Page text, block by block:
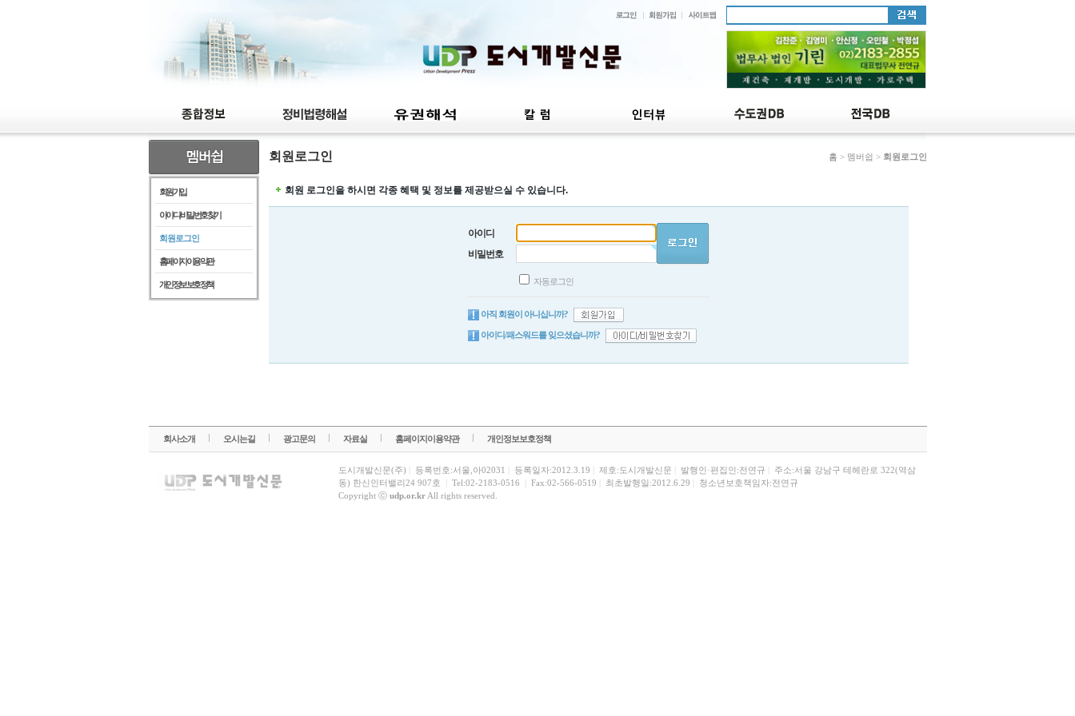
회원가입
아이디/비밀번호찾기
회원로그인
홈페이지이용약관
개인정보보호정책
회원로그인 홈 > 멤버쉽 > 회원로그인
회원 로그인을 하시면 각종 혜택 및 정보를 제공받으실 수 있습니다.
아이디
비밀번호
자동로그인
아직 회원이 아니십니까?
아이디/패스워드를 잊으셨습니까?
회사소개 오시는길 광고문의 자료실 홈페이지이용약관 개인정보보호정책
도시개발신문(주) 등록번호:서울,아02031 등록일자:2012.3.19 제호:도시개발신문 발행인·편집인:전연규
주소:서울 강남구 테헤란로 322(역삼
동) 한신인터밸리24 907호
Tel:02-2183-0516 Fax:02-566-0519 최초발행일:2012.6.29
청소년보호책임자:전연규
Copyright ⓒ udp.or.krAll rights reserved.